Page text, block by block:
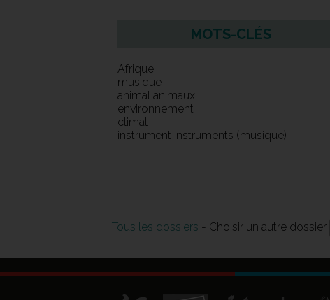
MOTS-CLÉS
Afrique
musique
animal animaux
environnement
climat
instrument instruments (musique)
Tous les dossiers - Choisir un autre dossier